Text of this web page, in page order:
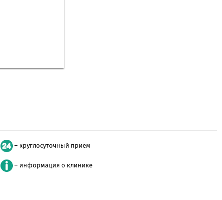
– круглосуточный приём
– информация о клинике